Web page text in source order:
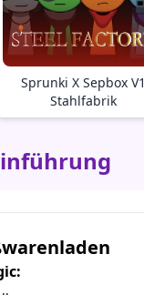
Sprunki X Sepbox V1
Stahlfabrik